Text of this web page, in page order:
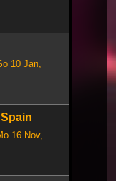
10 Jan,
16 Nov,